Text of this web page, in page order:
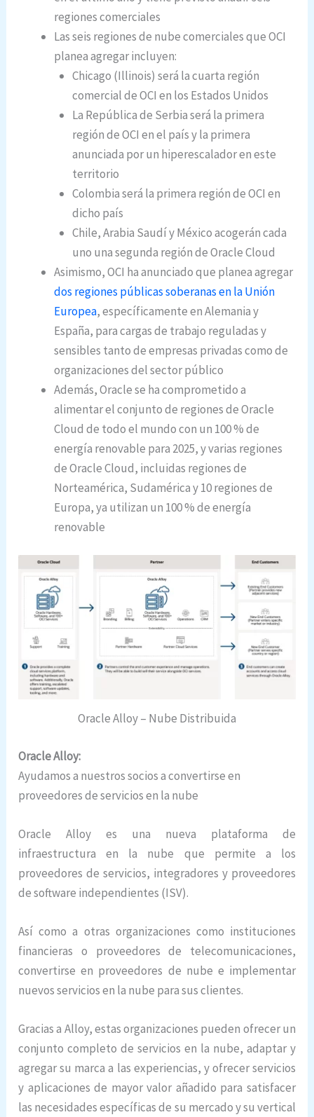
regiones comerciales
Las seis regiones de nube comerciales que OCI
planea agregar incluyen:
Chicago (Illinois) será la cuarta región
comercial de OCI en los Estados Unidos
La República de Serbia será la primera
región de OCI en el país y la primera
anunciada por un hiperescalador en este
territorio
Colombia será la primera región de OCI en
dicho país
Chile, Arabia Saudí y México acogerán cada
uno una segunda región de Oracle Cloud
Asimismo, OCI ha anunciado que planea agregar
dos regiones públicas soberanas en la Unión
Europea, específicamente en Alemania y
España, para cargas de trabajo reguladas y
sensibles tanto de empresas privadas como de
organizaciones del sector público
Además, Oracle se ha comprometido a
alimentar el conjunto de regiones de Oracle
Cloud de todo el mundo con un 100 % de
energía renovable para 2025, y varias regiones
de Oracle Cloud, incluidas regiones de
Norteamérica, Sudamérica y 10 regiones de
Europa, ya utilizan un 100 % de energía
renovable
Oracle Alloy – Nube Distribuida
Oracle Alloy:
Ayudamos a nuestros socios a convertirse en
proveedores de servicios en la nube
Oracle Alloy es una nueva plataforma de
infraestructura en la nube que permite a los
proveedores de servicios, integradores y proveedores
de software independientes (ISV).
Así como a otras organizaciones como instituciones
financieras o proveedores de telecomunicaciones,
convertirse en proveedores de nube e implementar
nuevos servicios en la nube para sus clientes.
Gracias a Alloy, estas organizaciones pueden ofrecer un
conjunto completo de servicios en la nube, adaptar y
agregar su marca a las experiencias, y ofrecer servicios
y aplicaciones de mayor valor añadido para satisfacer
las necesidades específicas de su mercado y su vertical